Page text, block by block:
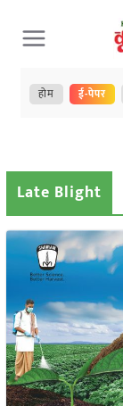
Skip
to
content
होम ई-पेपर
Late Blight